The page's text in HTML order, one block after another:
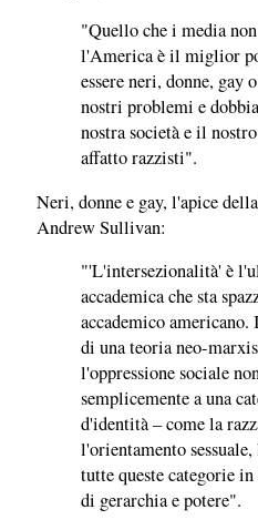
"Quello che i media
l'America è il miglior
essere neri, donne, gay
nostri problemi e
nostra società e il
affatto razzisti".
Neri, donne e gay, l'apice
Andrew Sullivan:
"'L'intersezionalità' è
accademica che sta
accademico americano.
di una teoria neo-
l'oppressione sociale
semplicemente a una
d'identità – come la
l'orientamento sessuale,
tutte queste categorie
di gerarchia e potere".